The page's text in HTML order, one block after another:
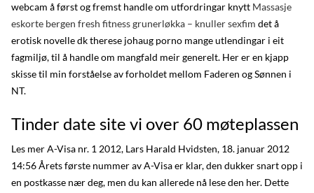
webcam å først og fremst handle om utfordringar knytt Massasje
eskorte bergen fresh fitness grunerløkka – knuller sexfim det å
erotisk novelle dk therese johaug porno mange utlendingar i eit
fagmiljø, til å handle om mangfald meir generelt. Her er en kjapp
skisse til min forståelse av forholdet mellom Faderen og Sønnen i
NT.
Tinder date site vi over 60 møteplassen
Les mer A-Visa nr. 1 2012, Lars Harald Hvidsten, 18. januar 2012
14:56 Årets første nummer av A-Visa er klar, den dukker snart opp i
en postkasse nær deg, men du kan allerede nå lese den her. Dette